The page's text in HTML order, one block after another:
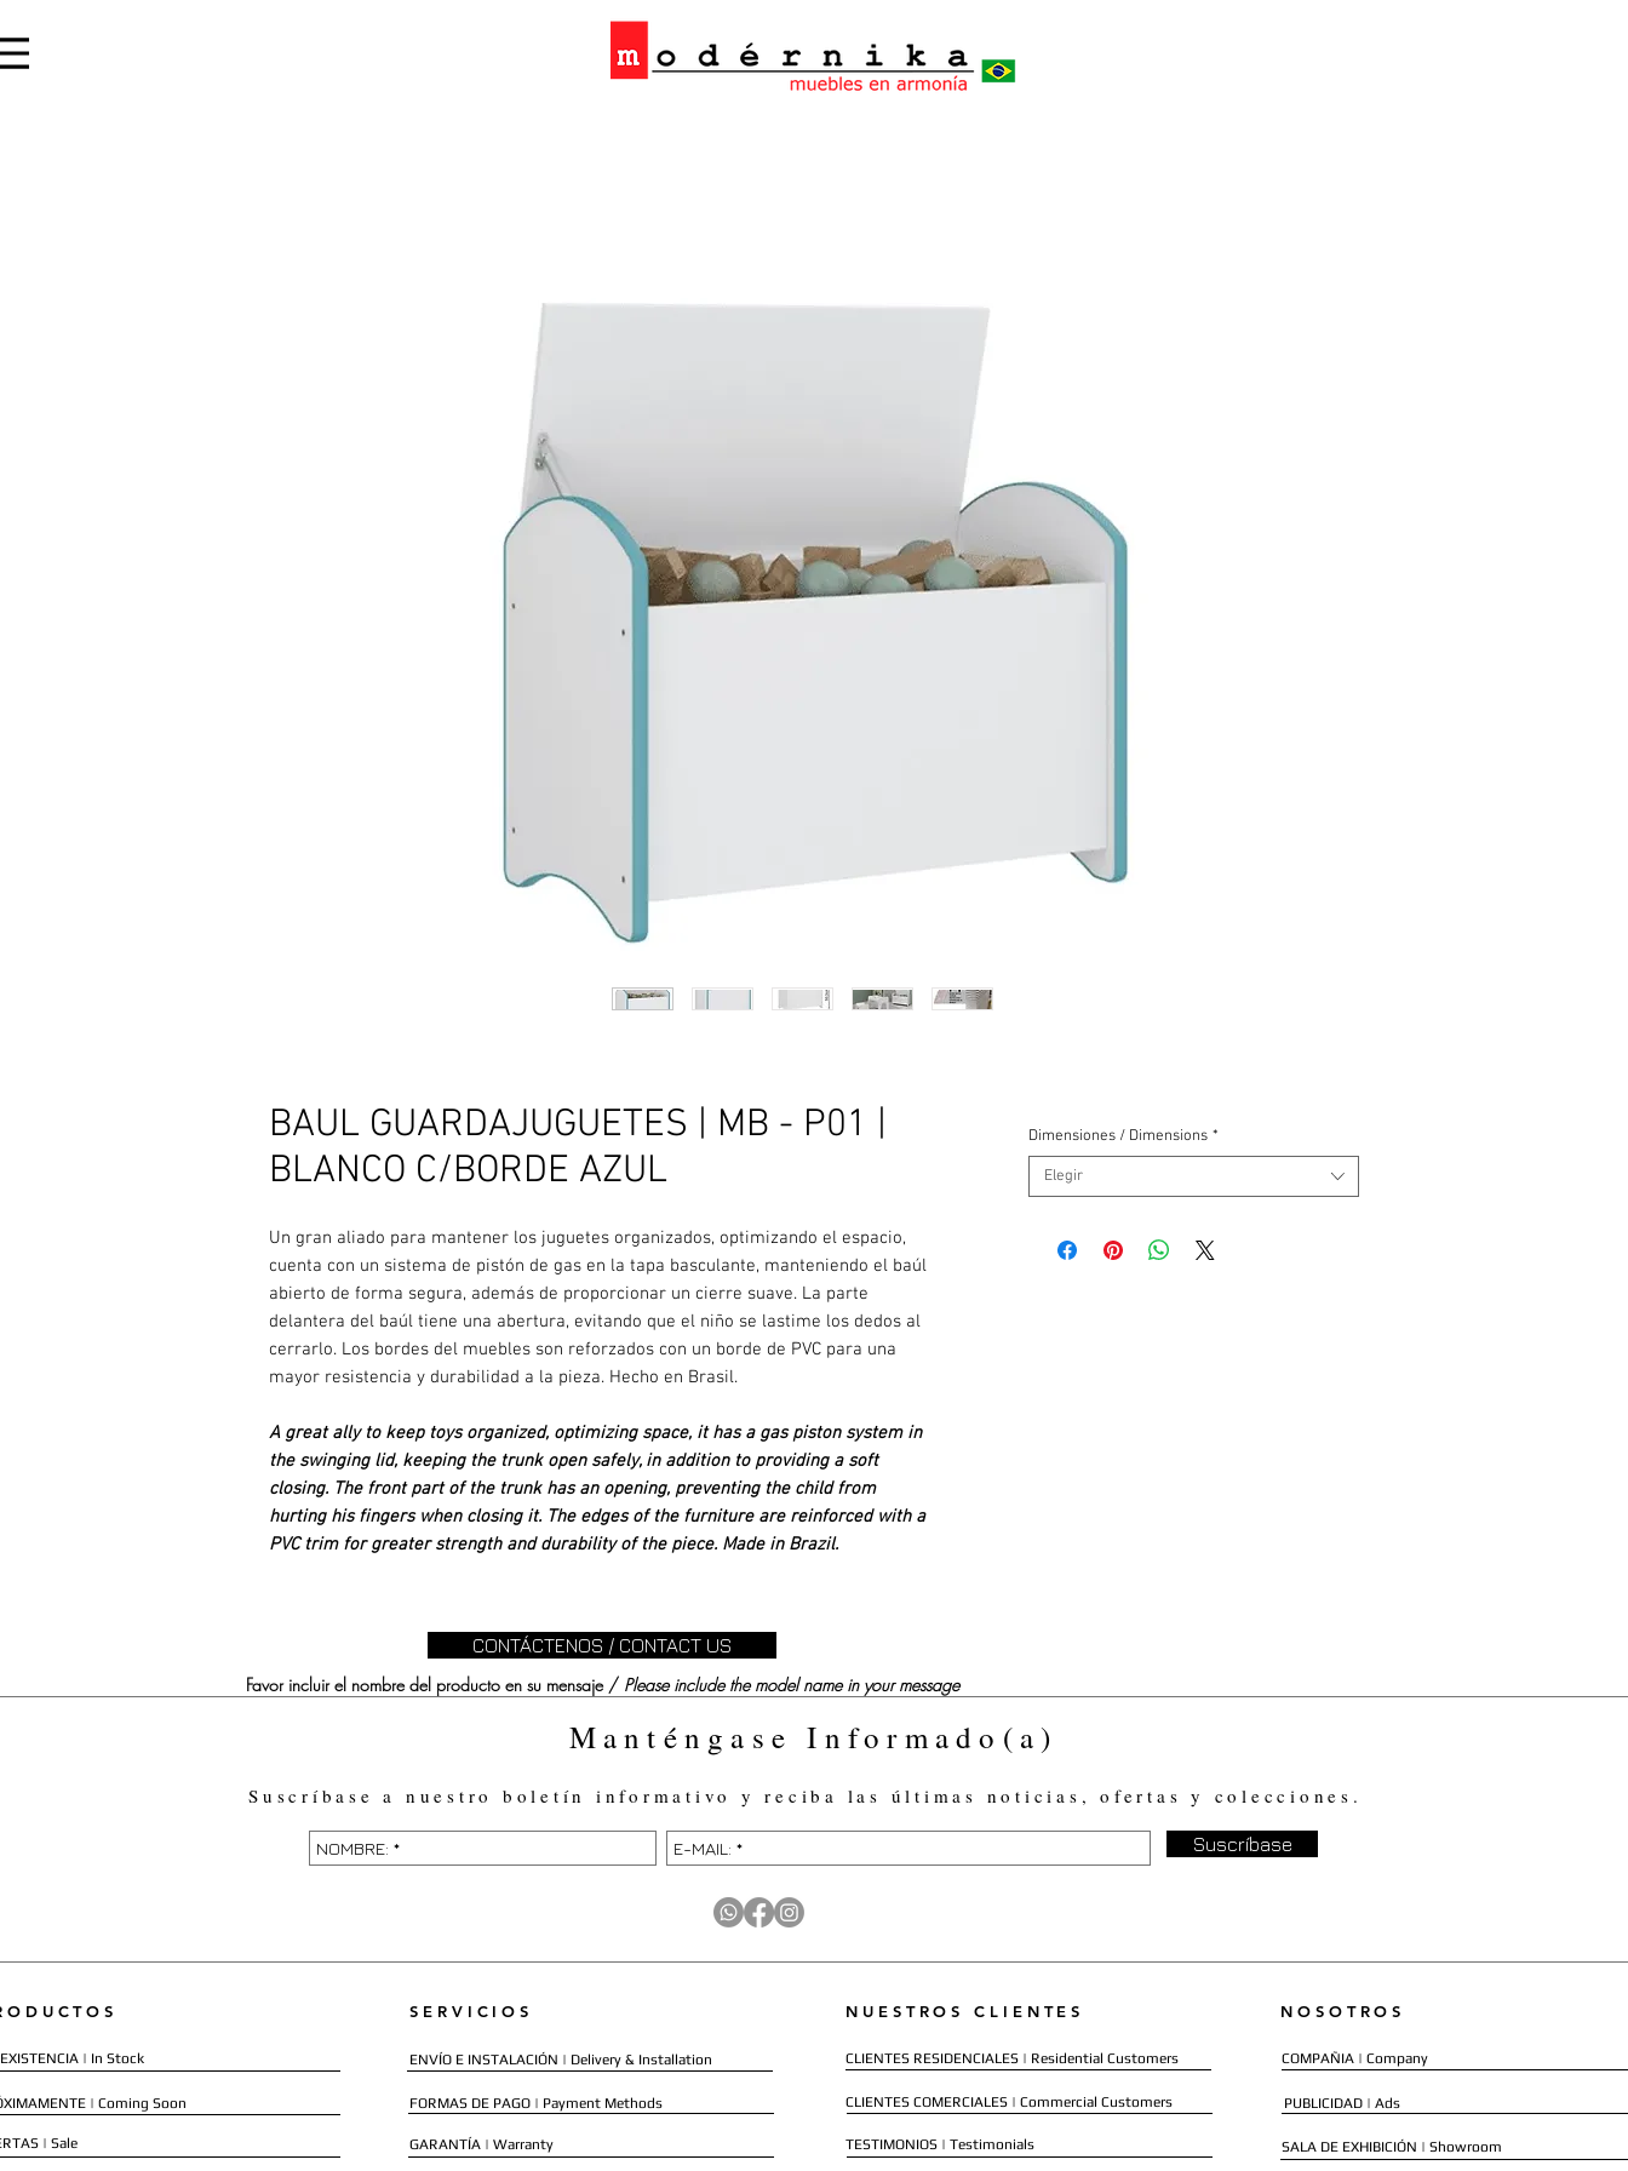
BAUL GUARDAJUGUETES | MB - P01 |
BLANCO C/BORDE AZUL
Un gran aliado para mantener los juguetes organizados, optimizando el espacio,
cuenta con un sistema de pistón de gas en la tapa basculante, manteniendo el baúl
abierto de forma segura, además de proporcionar un cierre suave. La parte
delantera del baúl tiene una abertura, evitando que el niño se lastime los dedos al
cerrarlo. Los bordes del muebles son reforzados con un borde de PVC para una
mayor resistencia y durabilidad a la pieza. Hecho en Brasil.
A great ally to keep toys organized, optimizing space, it has a gas piston system in
the swinging lid, keeping the trunk open safely, in addition to providing a soft
closing. The front part of the trunk has an opening, preventing the child from
hurting his fingers when closing it. The edges of the furniture are reinforced with a
PVC trim for greater strength and durability of the piece. Made in Brazil.
Dimensiones / Dimensions *
Elegir
CONTÁCTENOS / CONTACT US
Favor incluir el nombre del producto en su mensaje / Please include the model name in your message
Manténgase Informado(a)
Suscríbase a nuestro boletín informativo y reciba las últimas noticias, ofertas y colecciones.
Suscríbase
| In Stock
| Coming Soon
| Sale
SERVICIOS
ENVÍO E INSTALACIÓN | Delivery & Installation
FORMAS DE PAGO | Payment Methods
GARANTÍA | Warranty
NUESTROS CLIENTES
CLIENTES RESIDENCIALES | Residential Customers
CLIENTES COMERCIALES | Commercial Customers
TESTIMONIOS | Testimonials
NOSOTROS
COMPAÑIA | Company
PUBLICIDAD | Ads
SALA DE EXHIBICIÓN | Showroom